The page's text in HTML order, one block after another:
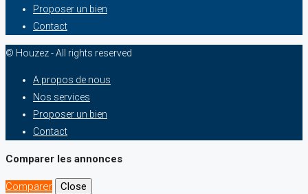
Proposer un bien
Contact
© Houzez - All rights reserved
A propos de nous
Nos services
Proposer un bien
Contact
Comparer les annonces
Comparer
Close